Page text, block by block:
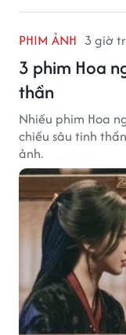
PHIM ẢNH 3 giờ
3 phim Hoa
thần
Nhiều phim Hoa
chiều sâu tinh
ảnh.